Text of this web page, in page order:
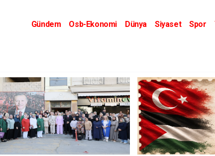
Gündem Osb-Ekonomi Dünya Siyaset Spor